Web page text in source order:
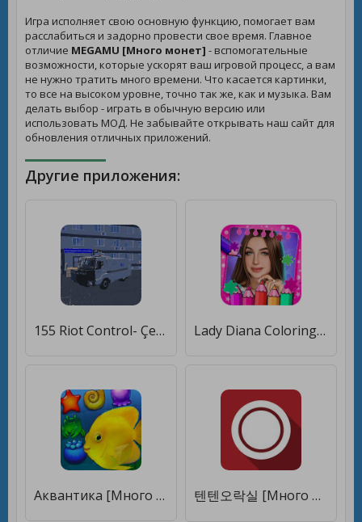
Игра исполняет свою основную функцию, помогает вам
расслабиться и задорно провести свое время. Главное
отличие MEGAMU [Много монет] - вспомогательные
возможности, которые ускорят ваш игровой процесс, а вам
не нужно тратить много времени. Что касается картинки,
то все на высоком уровне, точно так же, как и музыка. Вам
делать выбор - играть в обычную версию или
использовать МОД. Не забывайте открывать наш сайт для
обновления отличных приложений.
Другие приложения:
155 Riot Control- Çevik Kuvvet [Много монет] Lady Diana Coloring Game [Много монет]
Аквантика [Много монет] 텐텐오락실 [Много монет]